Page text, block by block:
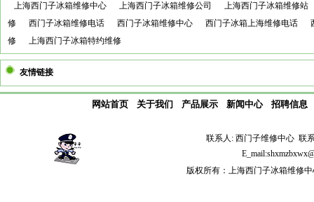
上海西门子冰箱维修中心 上海西门子冰箱维修公司
上海西门子冰箱维修站
修
西门子冰箱维修电话 西门子冰箱维修中心 西门子冰箱上海维修电话
修
上海西门子冰箱特约维修
友情链接
网站首页 关于我们 产品展示 新闻中心 招聘信息
联系人: 西门子维修中心 联
版权所有：上海西门子冰箱维修